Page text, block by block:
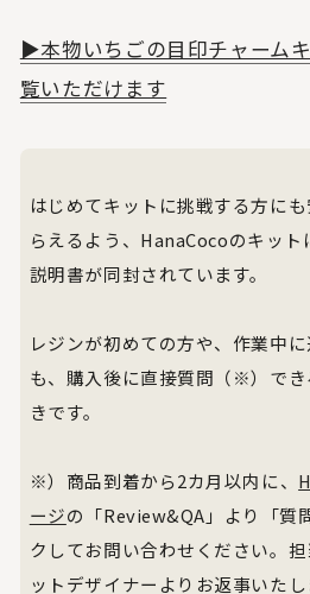
▶︎本物いちごの目印チャーム
覧いただけます
はじめてキットに挑戦する方に
らえるよう、HanaCocoのキッ
説明書が同封されています。
レジンが初めての方や、作業中
も、購入後に直接質問（※）で
きです。
※）商品到着から2カ月以内に、
ージの「Review&QA」より「質
クしてお問い合わせください。
ットデザイナーよりお返事いたし